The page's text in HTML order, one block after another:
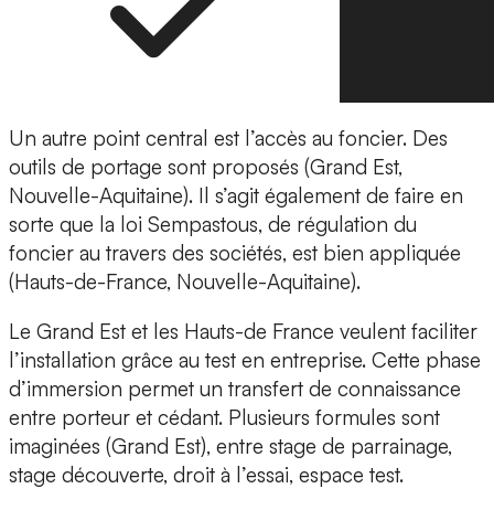
Un autre point central est l’accès au foncier. Des
outils de portage sont proposés (Grand Est,
Nouvelle-Aquitaine). Il s’agit également de faire en
sorte que la loi Sempastous, de régulation du
foncier au travers des sociétés, est bien appliquée
(Hauts-de-France, Nouvelle-Aquitaine).
Le Grand Est et les Hauts-de France veulent faciliter
l’installation grâce au test en entreprise. Cette phase
d’immersion permet un transfert de connaissance
entre porteur et cédant. Plusieurs formules sont
imaginées (Grand Est), entre stage de parrainage,
stage découverte, droit à l’essai, espace test.